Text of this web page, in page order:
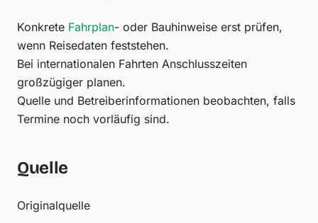
Konkrete Fahrplan- oder Bauhinweise erst prüfen,
wenn Reisedaten feststehen.
Bei internationalen Fahrten Anschlusszeiten
großzügiger planen.
Quelle und Betreiberinformationen beobachten, falls
Termine noch vorläufig sind.
Quelle
Originalquelle